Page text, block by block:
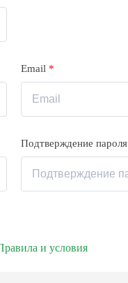
Email *
Подтверждение пароля
и условия